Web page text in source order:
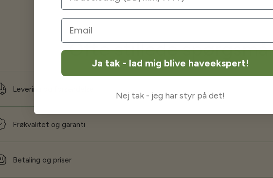
Ofte stillede spørgsmål
Levering og forsendelse
Frøkvalitet og garanti
Betaling og priser
Ja tak - lad mig blive haveekspert!
Nej tak - jeg har styr på det!